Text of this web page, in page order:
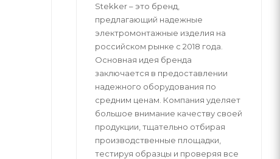
Stekker – это бренд,
предлагающий надежные
электромонтажные изделия на
российском рынке с 2018 года.
Основная идея бренда
заключается в предоставлении
надежного оборудования по
средним ценам. Компания уделяет
большое внимание качеству своей
продукции, тщательно отбирая
производственные площадки,
тестируя образцы и проверяя все